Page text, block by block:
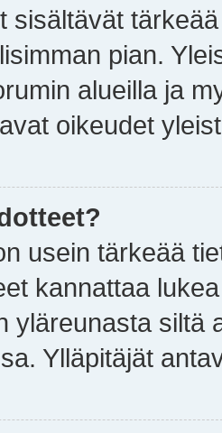
sisältävät
pian.
alueilla ja
oikeudet
usein tärkeää
kannattaa
yläreunasta siltä
Ylläpitäjät